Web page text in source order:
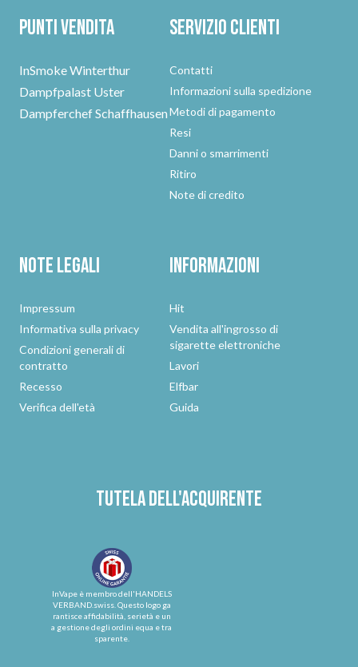
Punti vendita
InSmoke Winterthur
Dampfpalast Uster
Dampferchef Schaffhausen
Servizio clienti
Contatti
Informazioni sulla spedizione
Metodi di pagamento
Resi
Danni o smarrimenti
Ritiro
Note di credito
Note legali
Impressum
Informativa sulla privacy
Condizioni generali di
contratto
Recesso
Verifica dell'età
Informazioni
Hit
Vendita all'ingrosso di
sigarette elettroniche
Lavori
Elfbar
Guida
Tutela dell'acquirente
InVape è membro dell'HANDELS
VERBAND.swiss. Questo logo ga
rantisce affidabilità, serietà e un
a gestione degli ordini equa e tra
sparente.